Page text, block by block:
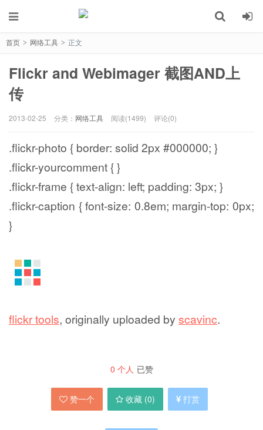
首页 > 网络工具 > 正文
Flickr and Webimager 截图AND上
传
2013-02-25 分类： 网络工具 阅读(1499) 评论(0)
.flickr-photo { border: solid 2px #000000; }
.flickr-yourcomment { }
.flickr-frame { text-align: left; padding: 3px; }
.flickr-caption { font-size: 0.8em; margin-top: 0px;
}
flickr tools, originally uploaded by scavinc.
0 个人 已赞
赞一个 收藏 (0) 打赏